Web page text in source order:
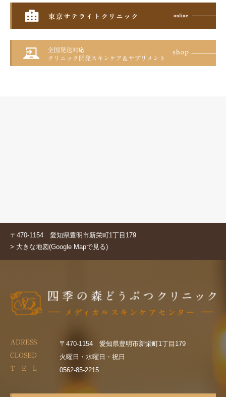
〒470-1154 愛知県豊明市新栄町1丁目179
> 大きな地図(Google Mapで見る)
ADRESS 〒470-1154 愛知県豊明市新栄町1丁目179
CLOSED 火曜日・水曜日・祝日
T E L 0562-85-2215